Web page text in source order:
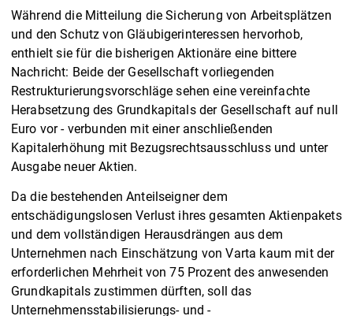
Während die Mitteilung die Sicherung von Arbeitsplätzen
und den Schutz von Gläubigerinteressen hervorhob,
enthielt sie für die bisherigen Aktionäre eine bittere
Nachricht: Beide der Gesellschaft vorliegenden
Restrukturierungsvorschläge sehen eine vereinfachte
Herabsetzung des Grundkapitals der Gesellschaft auf null
Euro vor - verbunden mit einer anschließenden
Kapitalerhöhung mit Bezugsrechtsausschluss und unter
Ausgabe neuer Aktien.
Da die bestehenden Anteilseigner dem
entschädigungslosen Verlust ihres gesamten Aktienpakets
und dem vollständigen Herausdrängen aus dem
Unternehmen nach Einschätzung von Varta kaum mit der
erforderlichen Mehrheit von 75 Prozent des anwesenden
Grundkapitals zustimmen dürften, soll das
Unternehmensstabilisierungs- und -